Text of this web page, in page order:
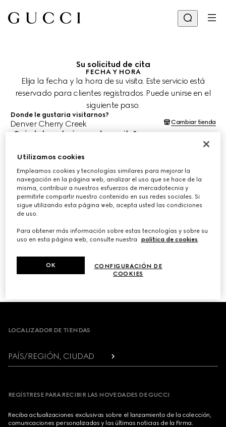
Su solicitud de cita
FECHA Y HORA
Elija la fecha y la hora de su visita. Este servicio está
reservado para clientes registrados. Puede unirse en el
siguiente paso.
Donde le gustaria visitarnos?
Denver Cherry Creek Cambiar tienda
¿Cuándo le gustaría agendar su cita?
Las fechas y horas se muestran en la hora local de la tienda (MDT)
10 ago. 2026
ELIJA EL HORARIO*
Footer
LOCALIZADOR DE TIENDAS
PAÍS/REGIÓN, CIUDAD
REGÍSTRESE PARA RECIBIR LAS NOVEDADES DE GUCCI
Reciba actualizaciones exclusivas sobre el lanzamiento de la colección,
comunicaciones personalizadas y las últimas noticias de la Firma.
Utilizamos cookies
Empleamos cookies y tecnologías similares para mejorar la
navegación en la página web, analizar el uso que se hace de la
misma, contribuir a nuestros esfuerzos de mercadotecnia y
permitirle compartir nuestro contenido en sus redes sociales. Si
sigue utilizando esta página web, acepta usted las condiciones
de uso.
Para obtener más información sobre estas tecnologías y sobre su
uso en esta página web, consulte nuestra
política de cookies.
CONFIGURACIÓN DE
COOKIES
OK